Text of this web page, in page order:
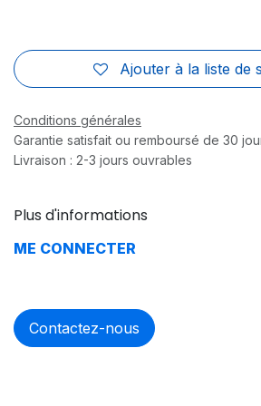
Ajouter à la liste de
Conditions générales
Garantie satisfait ou remboursé de 30
Livraison : 2-3 jours ouvrables
Plus d'informations
ME CONNECTER
Contactez-nous